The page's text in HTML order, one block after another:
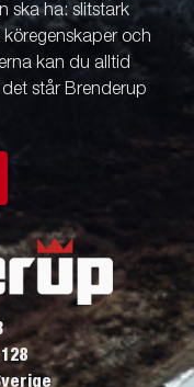
ska ha: slitstark
och
kan du alltid
står Brenderup